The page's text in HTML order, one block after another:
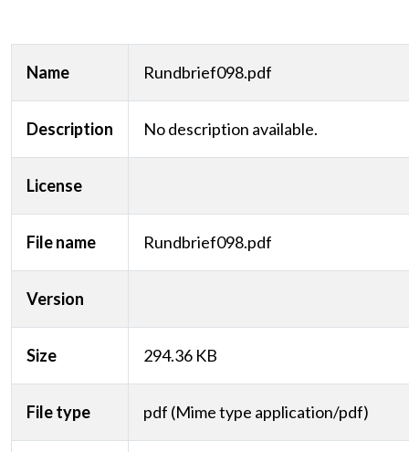
Name Rundbrief098.pdf
Description No description available.
License
File name Rundbrief098.pdf
Version
Size 294.36 KB
File type pdf (Mime type application/pdf)